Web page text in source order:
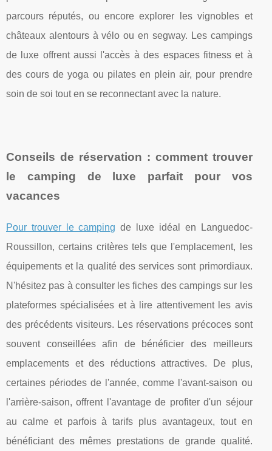
parcours réputés, ou encore explorer les vignobles et
châteaux alentours à vélo ou en segway. Les campings
de luxe offrent aussi l'accès à des espaces fitness et à
des cours de yoga ou pilates en plein air, pour prendre
soin de soi tout en se reconnectant avec la nature.
Conseils de réservation : comment trouver
le camping de luxe parfait pour vos
vacances
Pour trouver le camping de luxe idéal en Languedoc-
Roussillon, certains critères tels que l'emplacement, les
équipements et la qualité des services sont primordiaux.
N'hésitez pas à consulter les fiches des campings sur les
plateformes spécialisées et à lire attentivement les avis
des précédents visiteurs. Les réservations précoces sont
souvent conseillées afin de bénéficier des meilleurs
emplacements et des réductions attractives. De plus,
certaines périodes de l'année, comme l'avant-saison ou
l'arrière-saison, offrent l'avantage de profiter d'un séjour
au calme et parfois à tarifs plus avantageux, tout en
bénéficiant des mêmes prestations de grande qualité.